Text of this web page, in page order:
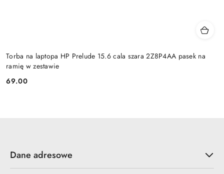
Torba na laptopa HP Prelude 15.6 cala szara 2Z8P4AA pasek na
ramię w zestawie
Cena:
69.00
Dane adresowe